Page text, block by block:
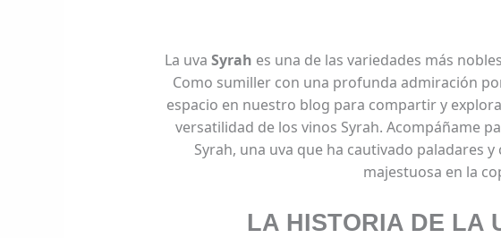
La uva Syrah es una de las variedades más
Como sumiller con una profunda admiración
espacio en nuestro blog para compartir y
versatilidad de los vinos Syrah. Acompáñame
Syrah, una uva que ha cautivado paladares
majestuosa en la
LA HISTORIA DE LA